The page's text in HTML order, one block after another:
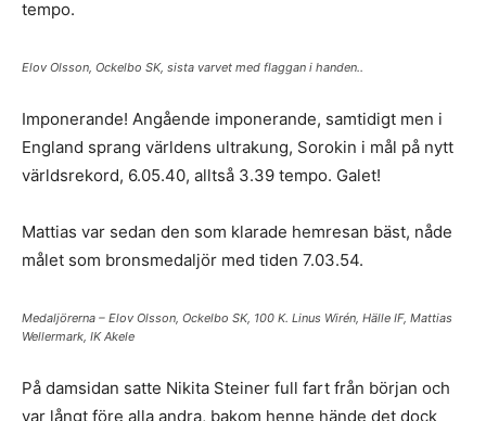
tempo.
Elov Olsson, Ockelbo SK, sista varvet med flaggan i handen..
Imponerande! Angående imponerande, samtidigt men i
England sprang världens ultrakung, Sorokin i mål på nytt
världsrekord, 6.05.40, alltså 3.39 tempo. Galet!
Mattias var sedan den som klarade hemresan bäst, nåde
målet som bronsmedaljör med tiden 7.03.54.
Medaljörerna – Elov Olsson, Ockelbo SK, 100 K. Linus Wirén, Hälle IF, Mattias
Wellermark, IK Akele
På damsidan satte Nikita Steiner full fart från början och
var långt före alla andra, bakom henne hände det dock